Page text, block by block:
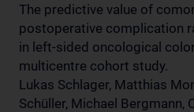
The predictive value of
postoperative complication
in left-sided oncological
multicentre cohort study.
Lukas Schlager, Matthias
Schüller, Michael Bergmann,